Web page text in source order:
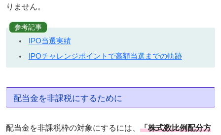
りません。
参考記事
IPO当選実績
IPOチャレンジポイントで高額当選までの軌跡
配当金を非課税にするために
配当金を非課税枠の対象にするには、 「株式数比例配分方